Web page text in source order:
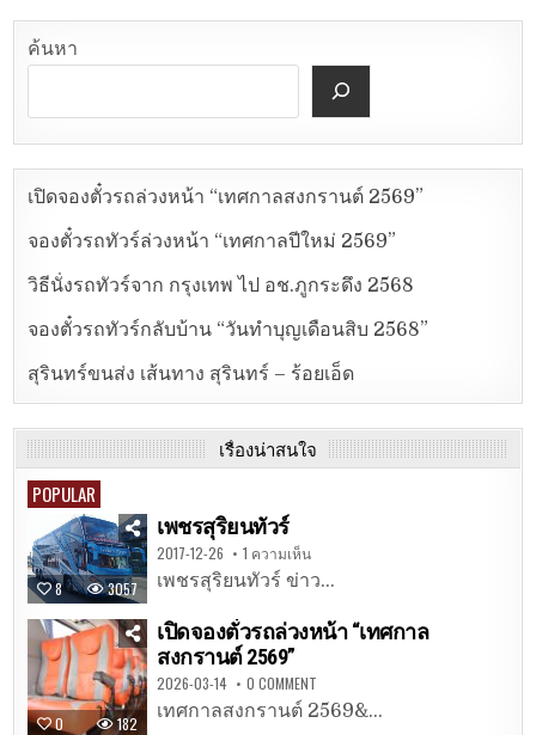
ค้นหา
เปิดจองตั๋วรถล่วงหน้า “เทศกาลสงกรานต์ 2569”
จองตั๋วรถทัวร์ล่วงหน้า “เทศกาลปีใหม่ 2569”
วิธีนั่งรถทัวร์จาก กรุงเทพ ไป อช.ภูกระดึง 2568
จองตั๋วรถทัวร์กลับบ้าน “วันทำบุญเดือนสิบ 2568”
สุรินทร์ขนส่ง เส้นทาง สุรินทร์ – ร้อยเอ็ด
เรื่องน่าสนใจ
POPULAR
8 3057
เพชรสุริยนทัวร์
2017-12-26 1 ความเห็น
เพชรสุริยนทัวร์ ข่าว...
0 182
เปิดจองตั๋วรถล่วงหน้า “เทศกาล
สงกรานต์ 2569”
2026-03-14 0 COMMENT
เทศกาลสงกรานต์ 2569&...